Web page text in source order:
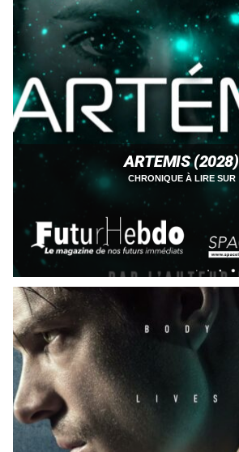
ARTEMIS (2028)
CHRONIQUE À LIRE SUR